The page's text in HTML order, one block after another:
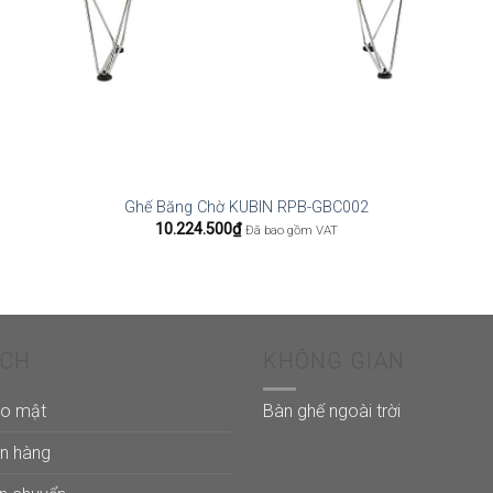
Ghế Băng Chờ KUBIN RPB-GBC002
10.224.500₫ Đã bao gồm VAT
mật
hàng
Bàn ghế ngoài trời